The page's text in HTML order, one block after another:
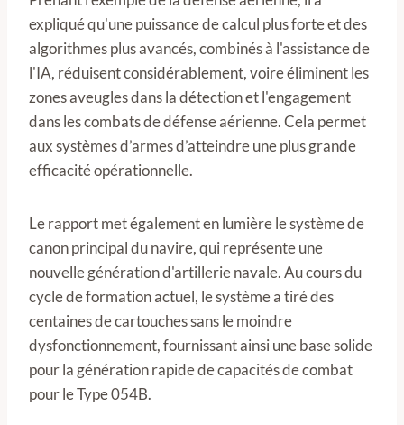
expliqué qu'une puissance de calcul plus forte et des
algorithmes plus avancés, combinés à l'assistance de
l'IA, réduisent considérablement, voire éliminent les
zones aveugles dans la détection et l'engagement
dans les combats de défense aérienne. Cela permet
aux systèmes d’armes d’atteindre une plus grande
efficacité opérationnelle.
Le rapport met également en lumière le système de
canon principal du navire, qui représente une
nouvelle génération d'artillerie navale. Au cours du
cycle de formation actuel, le système a tiré des
centaines de cartouches sans le moindre
dysfonctionnement, fournissant ainsi une base solide
pour la génération rapide de capacités de combat
pour le Type 054B.